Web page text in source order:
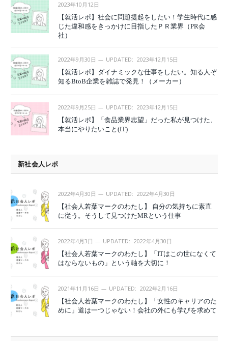
2023年10月12日
【就活レポ】社会に問題提起をしたい！学生時代に感
じた違和感をきっかけに目指したＰＲ業界（PR会
社）
2022年9月30日 UPDATED: 2023年12月15日
【就活レポ】ダイナミックな仕事をしたい。知る人ぞ
知るBtoB企業を雑誌で発見！（メーカー）
2022年9月25日 UPDATED: 2023年12月15日
【就活レポ】「食品業界志望」だった私が見つけた、
本当にやりたいこと(IT)
新社会人レポ
2022年4月30日 UPDATED: 2022年4月30日
【社会人若葉マークのわたし】 自分の気持ちに素直
に従う。そうして見つけたMRという仕事
2022年4月3日 UPDATED: 2022年4月30日
【社会人若葉マークのわたし】「ITはこの世になくて
はならないもの」という軸を大切に！
2021年11月16日 UPDATED: 2022年2月16日
【社会人若葉マークのわたし】「女性のキャリアのた
めに」道は一つじゃない！会社の外にも学びを求めて